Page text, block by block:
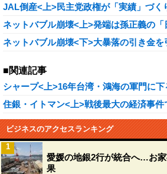
JAL倒産<上>民主党政権が「実績」づく
ネットバブル崩壊<上>発端は孫正義の「
ネットバブル崩壊<下>大暴落の引き金
■関連記事
シャープ<上>16年台湾・鴻海の軍門に
住銀・イトマン<上>戦後最大の経済事件
ビジネスのアクセスランキング
愛媛の地銀2行が統合へ…お
果
1